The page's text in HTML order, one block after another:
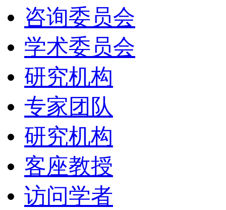
咨询委员会
学术委员会
研究机构
专家团队
研究机构
客座教授
访问学者